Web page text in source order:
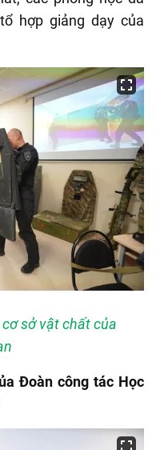
hợp giảng dạy của
sở vật chất của
Đoàn công tác Học